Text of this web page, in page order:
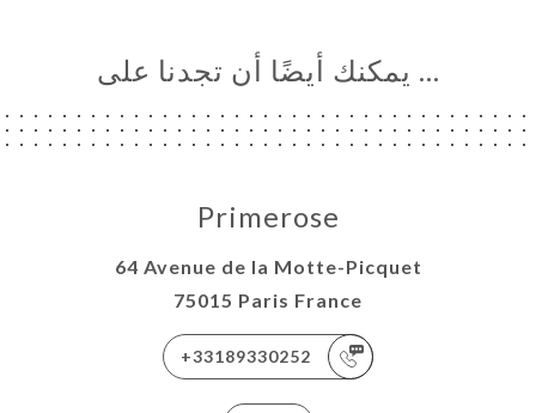
… يمكنك أيضًا أن تجدنا على
Primerose
64 Avenue de la Motte-Picquet
75015 Paris France
+33189330252